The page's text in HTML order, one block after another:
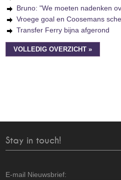
Bruno: "We moeten nadenken
Vroege goal en Coosemans
Transfer Ferry bijna afgerond
VOLLEDIG OVERZICHT »
Stay in touch!
E-mail Nieuwsbrief: